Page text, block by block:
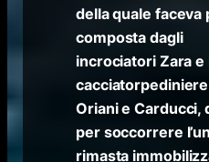
della quale faceva
composta dagli
incrociatori Zara e
Oriani e Carducci,
per soccorrere
rimasta